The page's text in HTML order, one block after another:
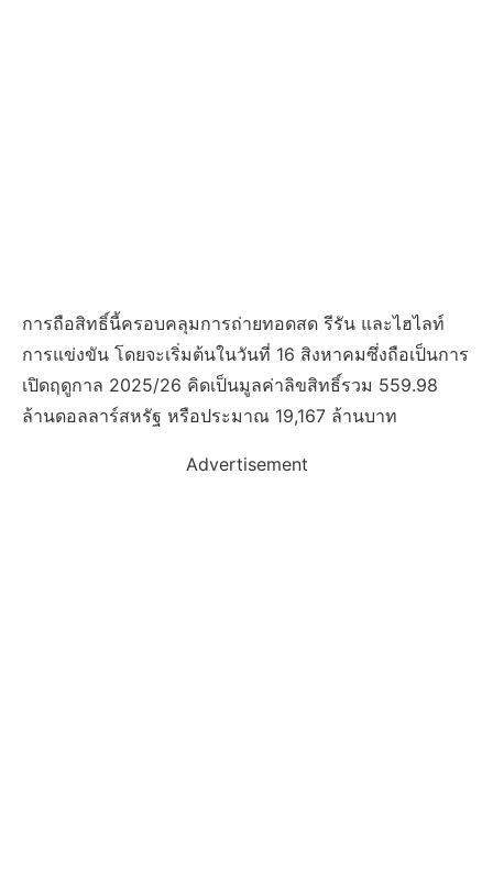
การถือสิทธิ์นี้ครอบคลุมการถ่ายทอดสด รีรัน และไฮไลท์
การแข่งขัน โดยจะเริ่มต้นในวันที่ 16 สิงหาคมซึ่งถือเป็นการ
เปิดฤดูกาล 2025/26 คิดเป็นมูลค่าลิขสิทธิ์รวม 559.98
ล้านดอลลาร์สหรัฐ หรือประมาณ 19,167 ล้านบาท
Advertisement